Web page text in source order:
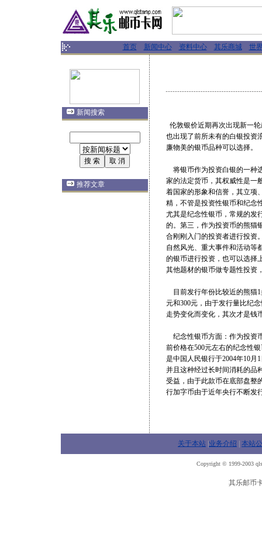
首页 新闻中心 资料中心 其乐商城 世
新闻搜索
推荐文章
伦敦银价近期再次出现新一
也出现了前所未有的白银投资
廉物美的银币品种可以选择。
将银币作为投资白银的一种
家的法定货币，其权威性是一
着国家的形象和信誉，其立项
精，不管是投资性银币和纪念
尤其是纪念性银币，常规的发
的。第三，作为投资币的熊猫
合刚刚入门的投资者进行投资
自然风光、重大事件和活动等
的银币进行投资，也可以选择
其他题材的银币做专题性投
目前发行年份比较近的熊猫1
元和300元，由于发行量比纪
走势变化而变化，其次才是
纪念性银币方面：作为投资
前价格在500元左右的纪念性
是中国人民银行于2004年10月
并且这种经过长时间消耗的品
受益，由于此款币在底部盘整
行加字币由于近年央行不断
关于本站 业务介绍 本站
Copyright © 1999-2003
其乐邮币